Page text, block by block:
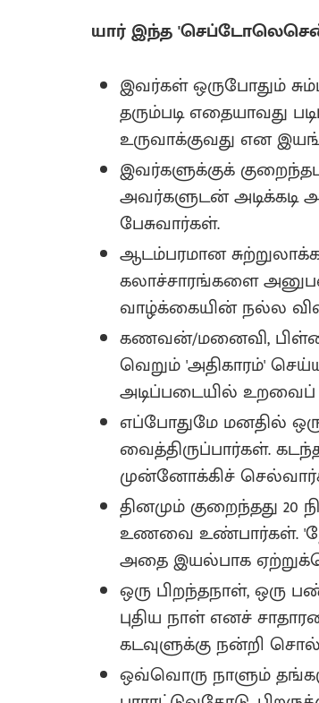
யார் இந்த
இவர்கள் ஒருபோதும்
தரும்படி எதையாவது
உருவாக்குவது என
இவர்களுக்குக்
அவர்களுடன் அடிக்கடி
பேசுவார்கள்.
ஆடம்பரமான
கலாச்சாரங்களை
வாழ்க்கையின் நல்ல
கணவன்/மனைவி,
வெறும் 'அதிகாரம்'
அடிப்படையில்
எப்போதுமே மனதில்
வைத்திருப்பார்கள்.
முன்னோக்கிச்
தினமும் குறைந்தது
உணவை உண்பார்கள்.
அதை இயல்பாக
ஒரு பிறந்தநாள், ஒரு
புதிய நாள் எனச்
கடவுளுக்கு நன்றி
ஒவ்வொரு நாளும்